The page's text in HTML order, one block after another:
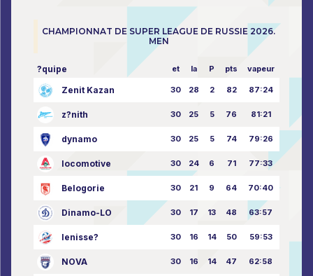
CHAMPIONNAT DE SUPER LEAGUE DE RUSSIE 2026.
MEN
?quipe et la P pts vapeur
Zenit Kazan 30 28 2 82 87:24
z?nith 30 25 5 76 81:21
dynamo 30 25 5 74 79:26
locomotive 30 24 6 71 77:33
Belogorie 30 21 9 64 70:40
Dinamo-LO 30 17 13 48 63:57
Ienisse? 30 16 14 50 59:53
NOVA 30 16 14 47 62:58